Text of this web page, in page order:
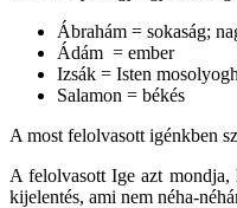
Ábrahám = sokaság;
Ádám = ember
Izsák = Isten
Salamon = békés
A most felolvasott igénkben
A felolvasott Ige azt mondja,
kijelentés, ami nem néha-